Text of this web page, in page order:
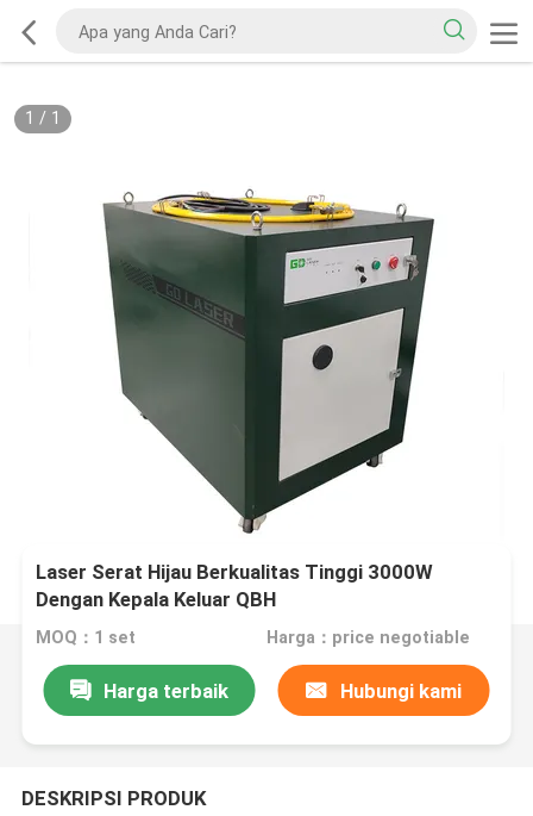
1 / 1
Laser Serat Hijau Berkualitas Tinggi 3000W
Dengan Kepala Keluar QBH
MOQ：1 set Harga：price negotiable
Harga terbaik Hubungi kami
DESKRIPSI PRODUK